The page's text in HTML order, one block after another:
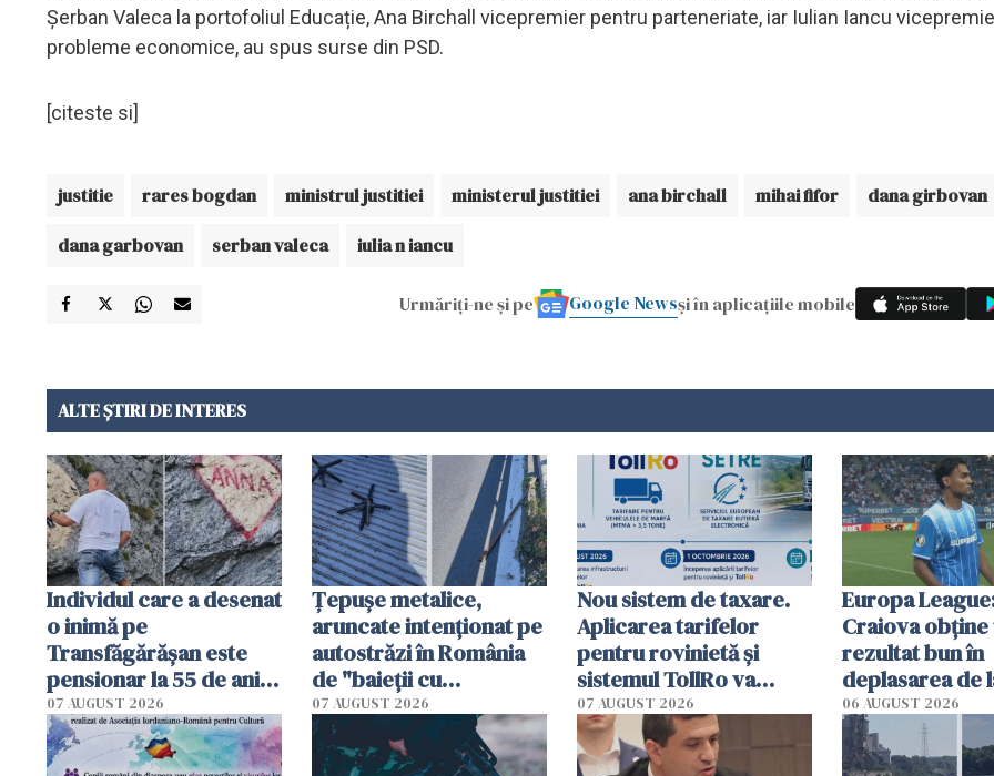
Șerban Valeca la portofoliul Educație, Ana Birchall vicepremier pentru parteneriate, iar Iulian Iancu
probleme economice, au spus surse din PSD.
[citeste si]
justitie rares bogdan ministrul justitiei ministerul justitiei ana birchall mihai fifor dana girbovan
dana garbovan serban valeca iulia n iancu
Urmăriți-ne și pe Google Newsși în aplicațiile mobile
ALTE ȘTIRI DE INTERES
Individul care a desenat
o inimă pe
Transfăgărășan este
pensionar la 55 de ani.
Poliția l-a identificat
07 AUGUST 2026
Țepușe metalice,
aruncate intenționat pe
autostrăzi în România
de "baieții cu
platforme": "Mi-au
cerut 1200 lei să mă
tracteze"
07 AUGUST 2026
Nou sistem de taxare.
Aplicarea tarifelor
pentru rovinietă şi
sistemul TollRo va
începe la 1 octombrie
07 AUGUST 2026
Europa
Craiova obține
rezultat bun în
deplasarea de
06 AUGUST 2026